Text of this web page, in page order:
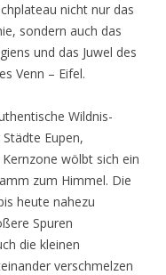
nicht nur das
sondern auch das
und das Juwel des
Venn – Eifel.
Wildnis-
Eupen,
wölbt sich ein
zum Himmel. Die
heute nahezu
Spuren
die kleinen
verschmelzen